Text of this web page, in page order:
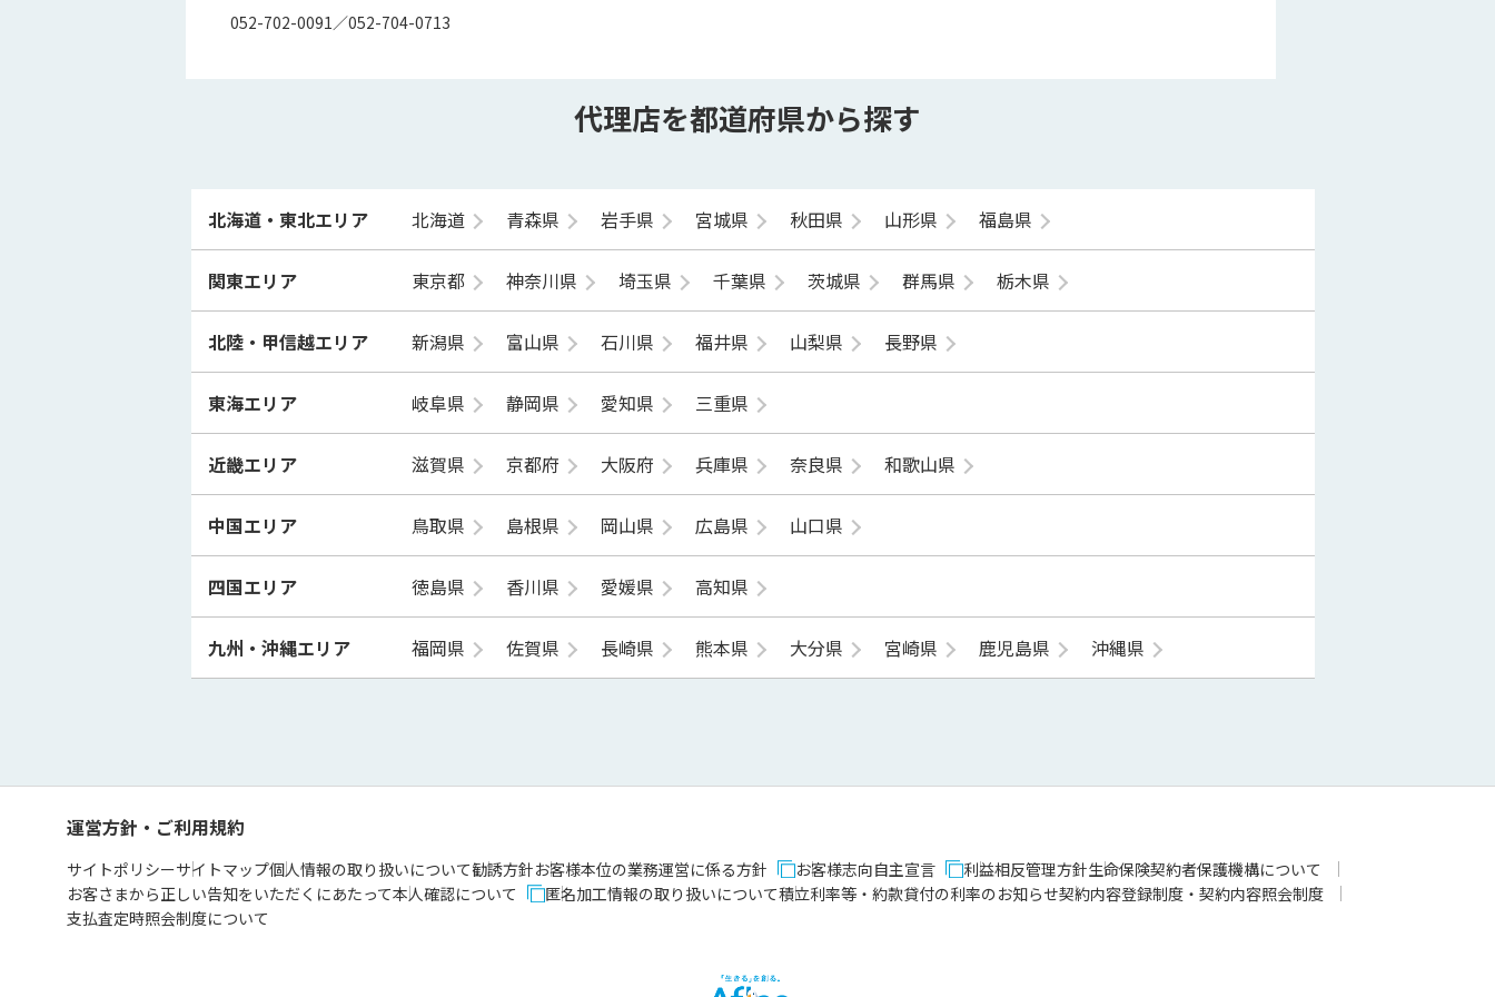
052-702-0091／052-704-0713
代理店を都道府県から探す
北海道・東北エリア 北海道 青森県 岩手県 宮城県 秋田県 山形県 福島県
関東エリア 東京都 神奈川県 埼玉県 千葉県 茨城県 群馬県 栃木県
北陸・甲信越エリア 新潟県 富山県 石川県 福井県 山梨県 長野県
東海エリア 岐阜県 静岡県 愛知県 三重県
近畿エリア 滋賀県 京都府 大阪府 兵庫県 奈良県 和歌山県
中国エリア 鳥取県 島根県 岡山県 広島県 山口県
四国エリア 徳島県 香川県 愛媛県 高知県
九州・沖縄エリア 福岡県 佐賀県 長崎県 熊本県 大分県 宮崎県 鹿児島県 沖縄県
運営方針・ご利用規約
サイトポリシーサイトマップ個人情報の取り扱いについて勧誘方針お客様本位の業務運営に係る方針 お客様志向自主宣言 利益相反管理方針生命保険契約者保護機構について
お客さまから正しい告知をいただくにあたって本人確認について 匿名加工情報の取り扱いについて積立利率等・約款貸付の利率のお知らせ契約内容登録制度・契約内容照会制度
支払査定時照会制度について